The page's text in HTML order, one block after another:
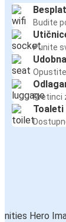
Budite
Punite
Pretinci
Toaleti